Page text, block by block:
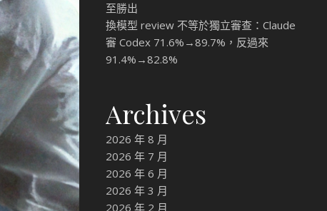
至勝出
換模型 review 不等於獨立審查：Claude
審 Codex 71.6%→89.7%，反過來
91.4%→82.8%
Archives
2026 年 8 月
2026 年 7 月
2026 年 6 月
2026 年 3 月
2026 年 2 月